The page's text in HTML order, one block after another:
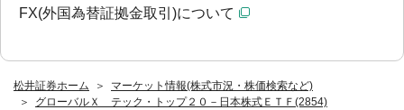
松井証券ホーム
マーケット情報(株式市況・株価検索など)
グローバルＸ テック・トップ２０－日本株式ＥＴＦ(2854)
FX(外国為替証拠金取引)について